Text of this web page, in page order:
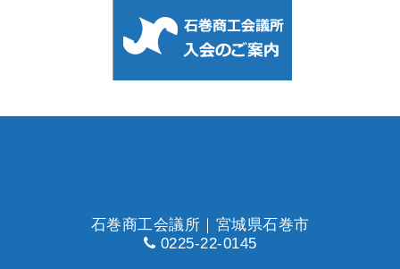
石巻商工会議所｜宮城県石巻市
0225-22-0145